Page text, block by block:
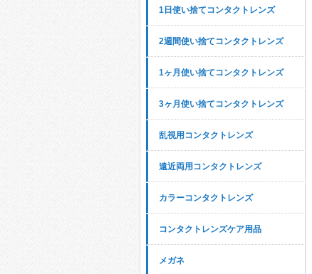
1日使い捨てコンタクトレンズ
2週間使い捨てコンタクトレンズ
1ヶ月使い捨てコンタクトレンズ
3ヶ月使い捨てコンタクトレンズ
乱視用コンタクトレンズ
遠近両用コンタクトレンズ
カラーコンタクトレンズ
コンタクトレンズケア用品
メガネ